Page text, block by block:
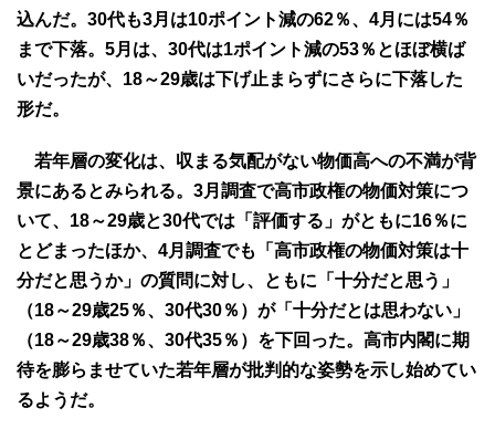
込んだ。30代も3月は10ポイント減の62％、4月には54％
まで下落。5月は、30代は1ポイント減の53％とほぼ横ば
いだったが、18～29歳は下げ止まらずにさらに下落した
形だ。
若年層の変化は、収まる気配がない物価高への不満が背
景にあるとみられる。3月調査で高市政権の物価対策につ
いて、18～29歳と30代では「評価する」がともに16％に
とどまったほか、4月調査でも「高市政権の物価対策は十
分だと思うか」の質問に対し、ともに「十分だと思う」
（18～29歳25％、30代30％）が「十分だとは思わない」
（18～29歳38％、30代35％）を下回った。高市内閣に期
待を膨らませていた若年層が批判的な姿勢を示し始めてい
るようだ。